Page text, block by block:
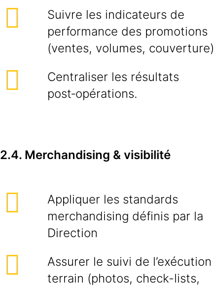
Suivre les indicateurs de
performance des promotions
(ventes, volumes, couverture)
Centraliser les résultats
post‑opérations.
2.4. Merchandising & visibilité
Appliquer les standards
merchandising définis par la
Direction
Assurer le suivi de l’exécution
terrain (photos, check-lists,